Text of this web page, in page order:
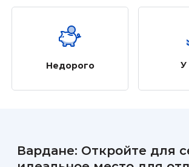
Недорого У
Вардане: Откройте для